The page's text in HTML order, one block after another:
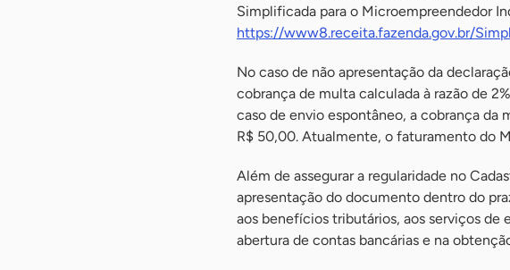
Simplificada para o Microempreendedor
https://www8.receita.fazenda.gov.br/
No caso de não apresentação da
cobrança de multa calculada à razão de
caso de envio espontâneo, a cobrança da
R$ 50,00. Atualmente, o faturamento do
Além de assegurar a regularidade no
apresentação do documento dentro do
aos benefícios tributários, aos serviços
abertura de contas bancárias e na